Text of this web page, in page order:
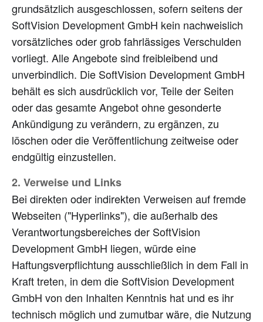
grundsätzlich ausgeschlossen, sofern seitens der
SoftVision Development GmbH kein nachweislich
vorsätzliches oder grob fahrlässiges Verschulden
vorliegt. Alle Angebote sind freibleibend und
unverbindlich. Die SoftVision Development GmbH
behält es sich ausdrücklich vor, Teile der Seiten
oder das gesamte Angebot ohne gesonderte
Ankündigung zu verändern, zu ergänzen, zu
löschen oder die Veröffentlichung zeitweise oder
endgültig einzustellen.
2. Verweise und Links
Bei direkten oder indirekten Verweisen auf fremde
Webseiten ("Hyperlinks"), die außerhalb des
Verantwortungsbereiches der SoftVision
Development GmbH liegen, würde eine
Haftungsverpflichtung ausschließlich in dem Fall in
Kraft treten, in dem die SoftVision Development
GmbH von den Inhalten Kenntnis hat und es ihr
technisch möglich und zumutbar wäre, die Nutzung